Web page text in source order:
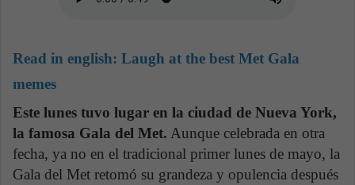
Read in english: Laugh at the best Met Gala
memes
Este lunes tuvo lugar en la ciudad de Nueva York,
la famosa Gala del Met. Aunque celebrada en otra
fecha, ya no en el tradicional primer lunes de mayo, la
Gala del Met retomó su grandeza y opulencia después